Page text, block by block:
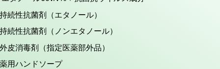
続性抗菌剤（エタノール）
続性抗菌剤（ノンエタノール）
皮消毒剤（指定医薬部外品）
用ハンドソープ